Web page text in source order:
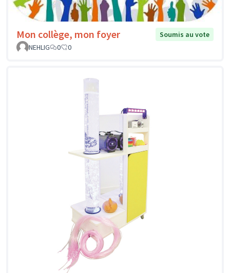
Mon collège, mon foyer
Soumis au vote
NEHLIG
0 0